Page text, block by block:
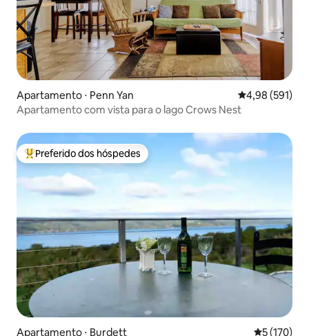
Apartamento ⋅ Penn Yan 4,98 de uma
4,98 (591)
Apartamento com vista para o lago Crows Nest
Entre os melhores preferidos dos hóspedes
Preferido dos hóspedes
Apartamento ⋅ Burdett 5 de uma
5 (170)